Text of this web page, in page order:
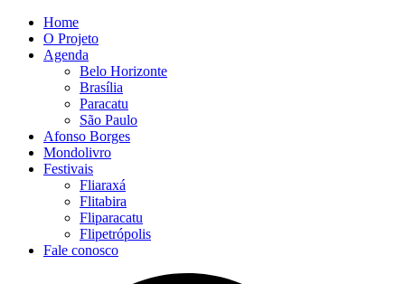
Home
O Projeto
Agenda
Belo Horizonte
Brasília
Paracatu
São Paulo
Afonso Borges
Mondolivro
Festivais
Fliaraxá
Flitabira
Fliparacatu
Flipetrópolis
Fale conosco